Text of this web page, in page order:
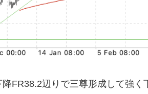
降FR38.2辺りで三尊形成して強